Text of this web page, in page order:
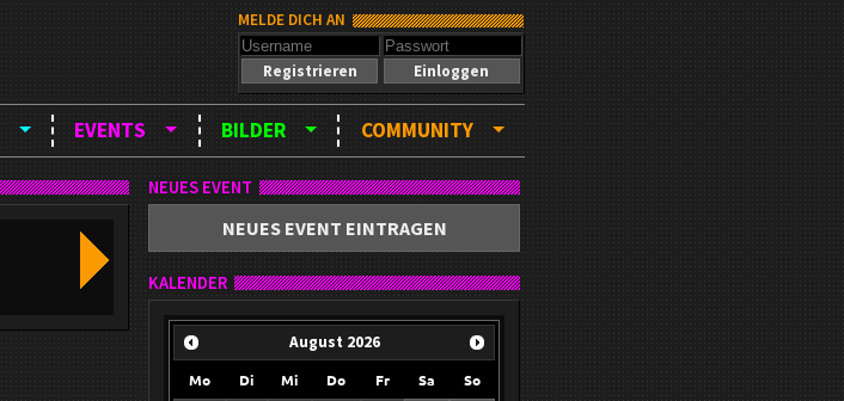
MELDE DICH AN
Registrieren Einloggen
EVENTS BILDER COMMUNITY
NEUES EVENT
NEUES EVENT EINTRAGEN
KALENDER
August 2026
Mo Di Mi Do Fr Sa
So